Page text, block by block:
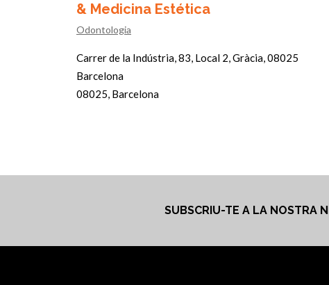
& Medicina Estética
Odontologia
Carrer de la Indústria, 83, Local 2, Gràcia, 08025
Barcelona
08025, Barcelona
SUBSCRIU-TE A LA NOSTRA